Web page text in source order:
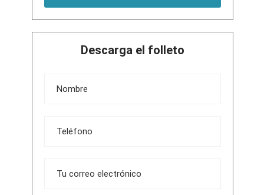
Descarga el folleto